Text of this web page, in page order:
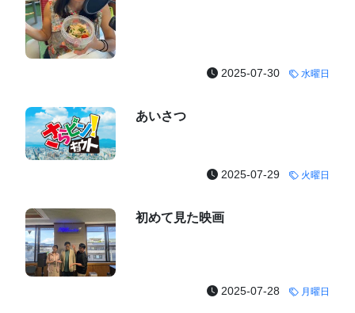
2025-07-30 水曜日
あいさつ
2025-07-29 火曜日
初めて見た映画
2025-07-28 月曜日